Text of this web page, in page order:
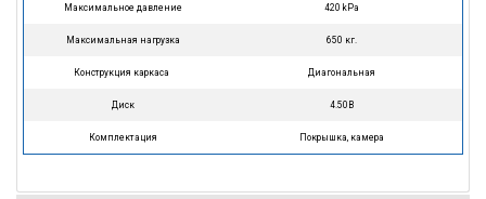
Максимальное давление 420 kPa
Максимальная нагрузка 650 кг.
Конструкция каркаса Диагональная
Диск 4.50B
Комплектация Покрышка, камера